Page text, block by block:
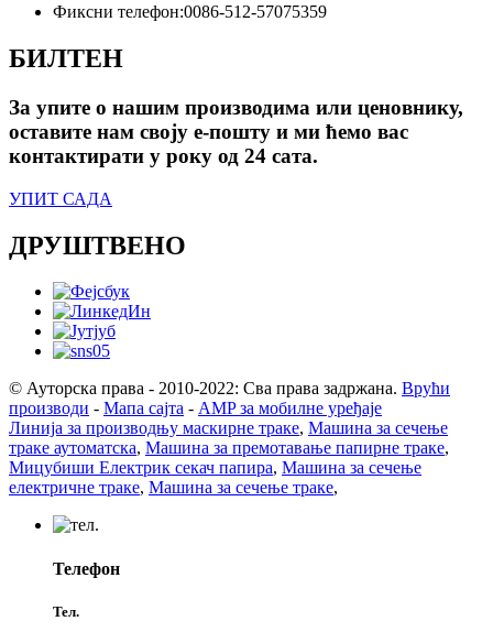
Фиксни телефон:0086-512-57075359
БИЛТЕН
За упите о нашим производима или ценовнику,
оставите нам своју е-пошту и ми ћемо вас
контактирати у року од 24 сата.
УПИТ САДА
ДРУШТВЕНО
© Ауторска права - 2010-2022: Сва права задржана. Врући
производи - Мапа сајта - AMP за мобилне уређаје
Линија за производњу маскирне траке, Машина за сечење
траке аутоматска, Машина за премотавање папирне траке,
Мицубиши Електрик секач папира, Машина за сечење
електричне траке, Машина за сечење траке,
Телефон
Тел.